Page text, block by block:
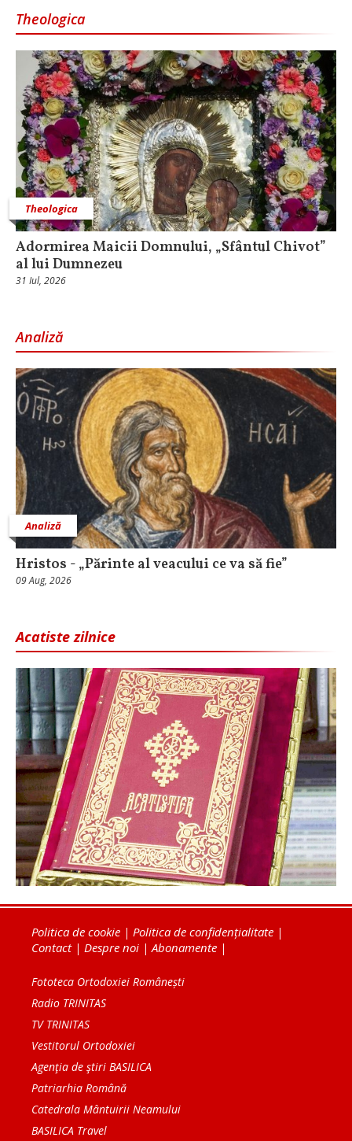
Theologica
Theologica
Adormirea Maicii Domnului, „Sfântul Chivot”
al lui Dumnezeu
31 Iul, 2026
Analiză
Analiză
Hristos - „Părinte al veacului ce va să fie”
09 Aug, 2026
Acatiste zilnice
Politica de cookie | Politica de confidențialitate |
Contact| Despre noi |Abonamente |
Fototeca Ortodoxiei Românești
Radio TRINITAS
TV TRINITAS
Vestitorul Ortodoxiei
Agenţia de ştiri BASILICA
Patriarhia Română
Catedrala Mântuirii Neamului
BASILICA Travel